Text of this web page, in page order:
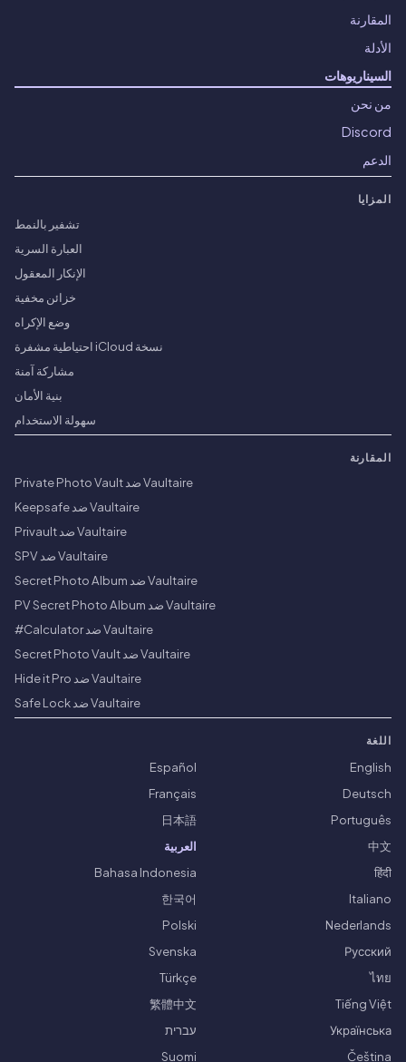
المقارنة
الأدلة
السيناريوهات
من نحن
Discord
الدعم
المزايا
تشفير بالنمط
العبارة السرية
الإنكار المعقول
خزائن مخفية
وضع الإكراه
نسخة iCloud احتياطية مشفرة
مشاركة آمنة
بنية الأمان
سهولة الاستخدام
المقارنة
Vaultaire ضد Private Photo Vault
Vaultaire ضد Keepsafe
Vaultaire ضد Privault
Vaultaire ضد SPV
Vaultaire ضد Secret Photo Album
Vaultaire ضد PV Secret Photo Album
Vaultaire ضد Calculator#
Vaultaire ضد Secret Photo Vault
Vaultaire ضد Hide it Pro
Vaultaire ضد Safe Lock
اللغة
English
Español
Deutsch
Français
Português
日本語
中文
العربية
हिंदी
Bahasa Indonesia
Italiano
한국어
Nederlands
Polski
Русский
Svenska
ไทย
Türkçe
Tiếng Việt
繁體中文
Українська
עברית
Čeština
Suomi